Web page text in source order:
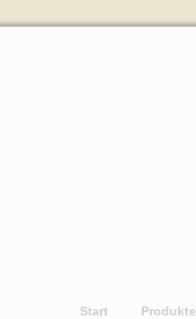
Start Produkte